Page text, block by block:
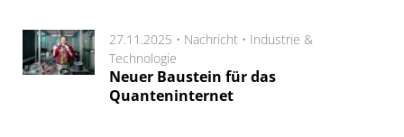
27.11.2025 • Nachricht • Industrie &
Technologie
Neuer Baustein für das
Quanteninternet